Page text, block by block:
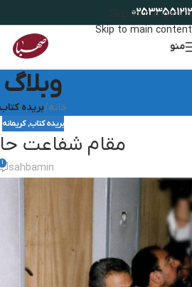
Skip to navigation
Skip to main content
02533551212
منو
وبلاگ
خانه/بریده کتاب
بریده کتاب,کریمانه
مقام شفاعت
sahbamin
1